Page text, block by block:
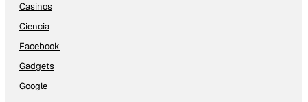
Casinos
Ciencia
Facebook
Gadgets
Google